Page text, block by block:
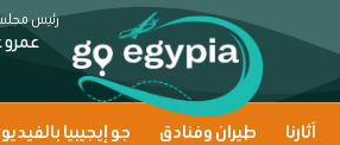
رئيس مجلس
عمرو
آثارنا طيران وفنادق جو إيجيبيا بالفيديو